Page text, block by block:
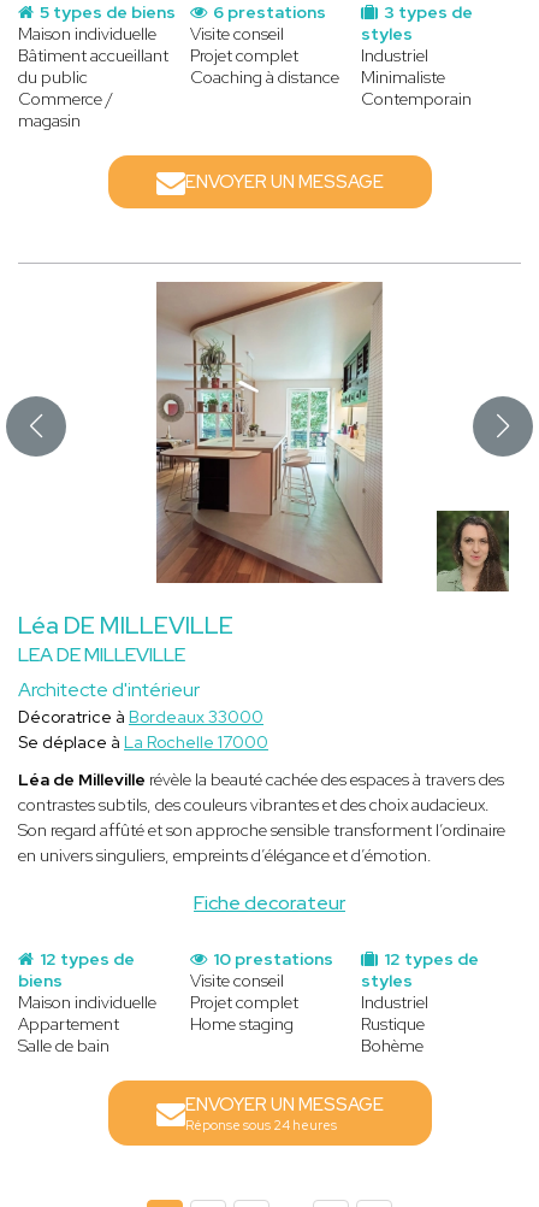
5 types de biens
Maison individuelle
Bâtiment accueillant
du public
Commerce /
magasin
3 types de
styles
Industriel
Minimaliste
Contemporain
6 prestations
Visite conseil
Projet complet
Coaching à distance
ENVOYER UN MESSAGE
Léa DE MILLEVILLE
LEA DE MILLEVILLE
Architecte d'intérieur
Fiche decorateur
Décoratrice à Bordeaux 33000
Se déplace à La Rochelle 17000
Léa de Milleville révèle la beauté cachée des espaces à travers des
contrastes subtils, des couleurs vibrantes et des choix audacieux.
Son regard affûté et son approche sensible transforment l’ordinaire
en univers singuliers, empreints d’élégance et d’émotion.
12 types de
biens
Maison individuelle
Appartement
Salle de bain
12 types de
styles
Industriel
Rustique
Bohème
10 prestations
Visite conseil
Projet complet
Home staging
ENVOYER UN MESSAGE
Réponse sous 24 heures